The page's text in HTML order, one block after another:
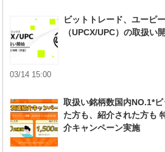
ビットトレード、ユーピ
（UPCX/UPC）の取扱い
03/14 15:00
取扱い銘柄数国内NO.1*
た方も、紹介された方も
介キャンペーン実施